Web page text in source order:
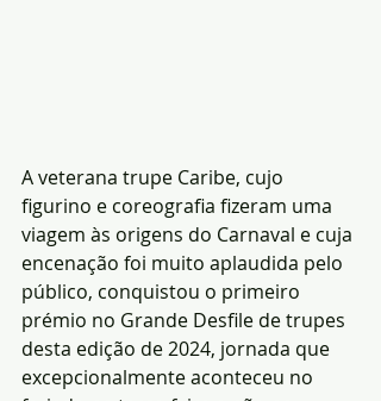
A veterana trupe Caribe, cujo
figurino e coreografia fizeram uma
viagem às origens do Carnaval e cuja
encenação foi muito aplaudida pelo
público, conquistou o primeiro
prémio no Grande Desfile de trupes
desta edição de 2024, jornada que
excepcionalmente aconteceu no